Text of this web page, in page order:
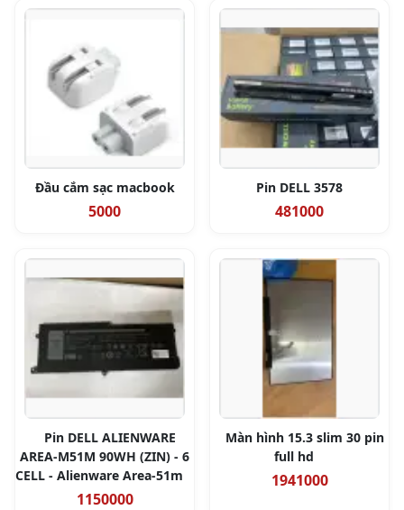
Đầu cắm sạc macbook
5000
Pin DELL 3578
481000
Pin DELL ALIENWARE
AREA-M51M 90WH (ZIN) - 6
CELL - Alienware Area-51m
1150000
Màn hình 15.3 slim 30 pin
full hd
1941000